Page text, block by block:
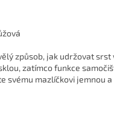
způsob, jak udržovat srst
zatímco funkce
svému mazlíčkovi jemnou